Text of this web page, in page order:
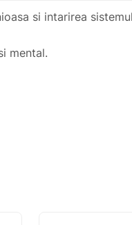
si intarirea
mental.